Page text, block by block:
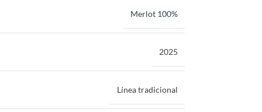
Merlot 100%
2025
Línea tradicional